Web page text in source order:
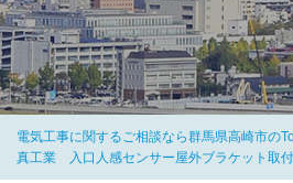
電気工事に関するご相談なら群馬県高崎市の
真工業 入口人感センサー屋外ブラケット取付